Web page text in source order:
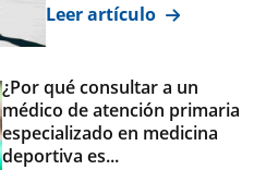
Leer artículo
¿Por qué consultar a un
médico de atención primaria
especializado en medicina
deportiva es...